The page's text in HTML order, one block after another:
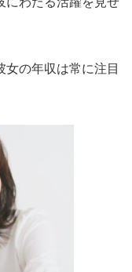
の年収は常に注目